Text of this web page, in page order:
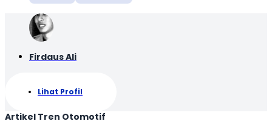
Firdaus Ali
Lihat Profil
Artikel Tren Otomotif